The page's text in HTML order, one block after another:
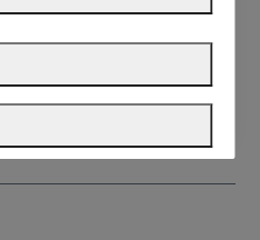
VITISES Ecad Gel
57.95 €